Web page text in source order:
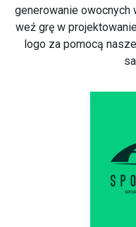
generowanie owocnych
weź grę w
logo za pomocą